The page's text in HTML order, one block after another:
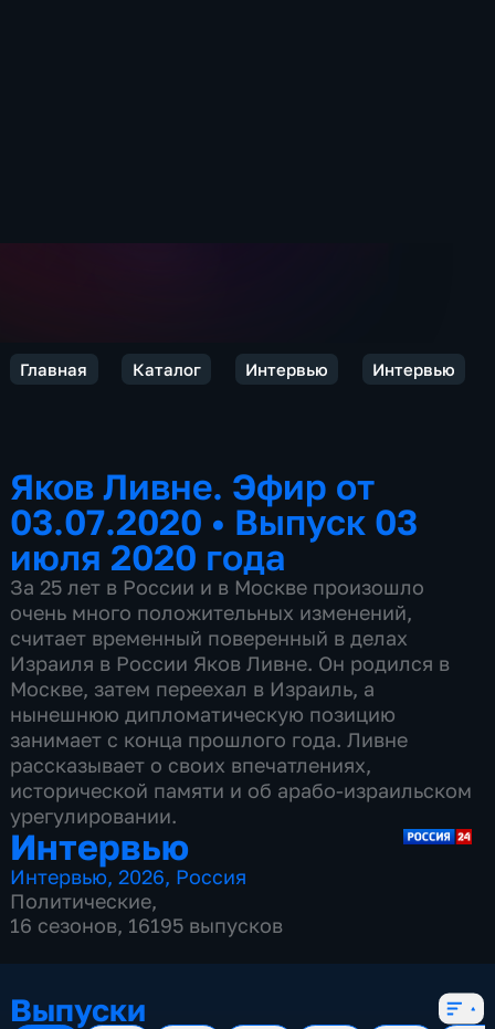
Главная Каталог Интервью Интервью
Яков Ливне. Эфир от
03.07.2020 • Выпуск 03
июля 2020 года
За 25 лет в России и в Москве произошло
очень много положительных изменений,
считает временный поверенный в делах
Израиля в России Яков Ливне. Он родился в
Москве, затем переехал в Израиль, а
нынешнюю дипломатическую позицию
занимает с конца прошлого года. Ливне
рассказывает о своих впечатлениях,
исторической памяти и об арабо-израильском
урегулировании.
Интервью
Интервью,2026, Россия
Политические,
16 сезонов, 16195 выпусков
Выпуски